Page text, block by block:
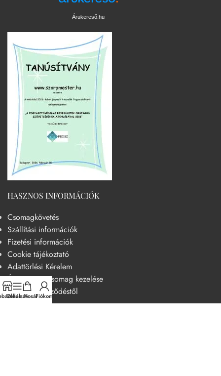
Árukereső.hu
HASZNOS INFORMÁCIÓK
Csomagkövetés
Szállítási információk
Fizetési információk
Cookie tájékoztató
Adattörlési Kérelem
Át nem vett csomag kezelése
Elállás a szerződéstől
OldalsávKosárFiókom